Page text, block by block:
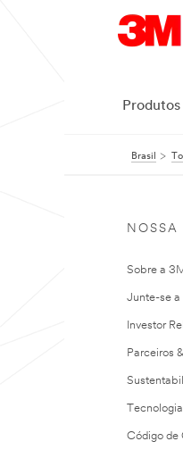
Produtos
Brasil
Sobre a
Junte-se a
Investor
Parceiros
Código de